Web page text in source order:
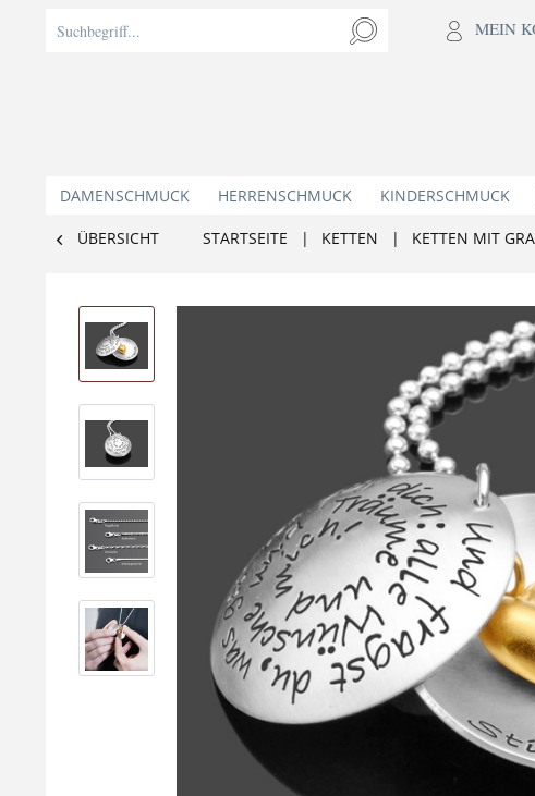
MEIN
DAMENSCHMUCK HERRENSCHMUCK KINDERSCHMUCK
ÜBERSICHT STARTSEITE | KETTEN | KETTEN MIT